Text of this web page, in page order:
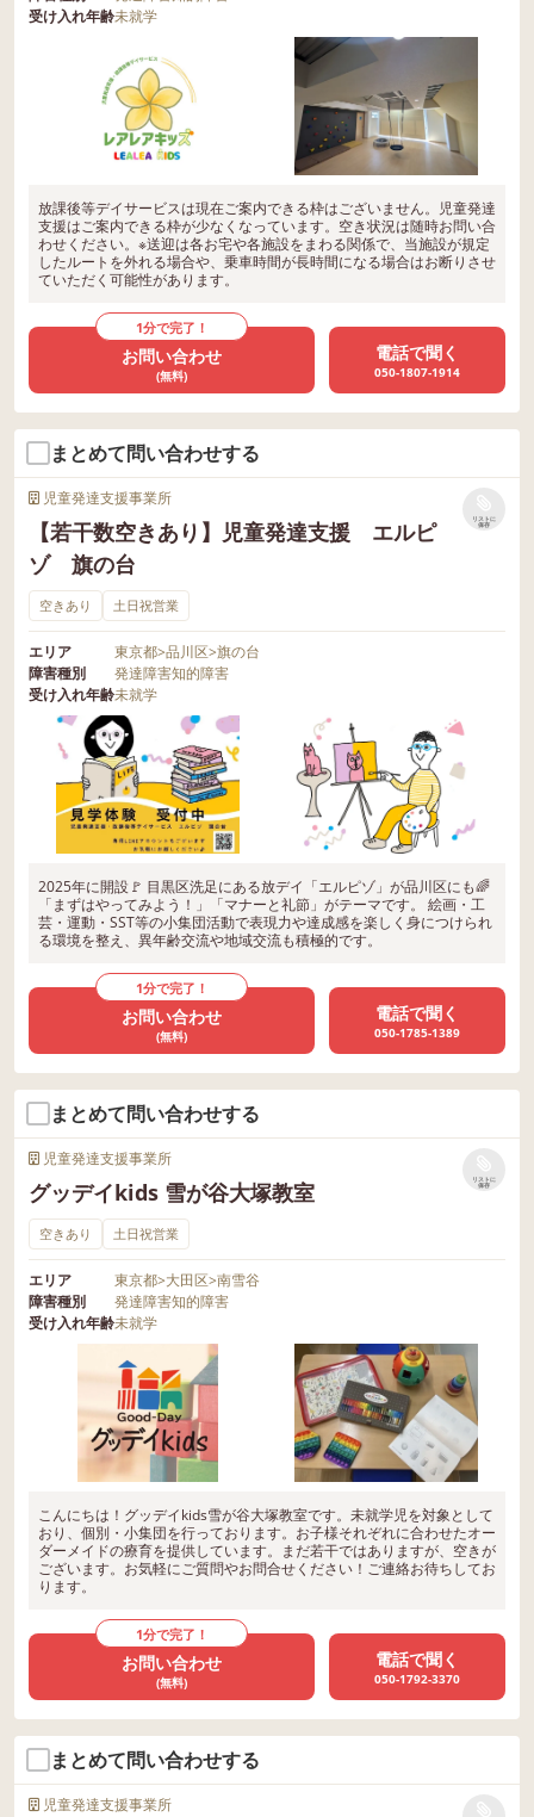
受け入れ年齢未就学
放課後等デイサービスは現在ご案内できる枠はございません。児童発達
支援はご案内できる枠が少なくなっています。空き状況は随時お問い合
わせください。※送迎は各お宅や各施設をまわる関係で、当施設が規定
したルートを外れる場合や、乗車時間が長時間になる場合はお断りさせ
ていただく可能性があります。
1分で完了！
お問い合わせ
(無料)
電話で聞く
050-1807-1914
まとめて問い合わせする
児童発達支援事業所
【若干数空きあり】児童発達支援 エルピ
ゾ 旗の台
リストに
保存
空きあり 土日祝営業
エリア 東京都>品川区>旗の台
障害種別
発達障害知的障害
受け入れ年齢未就学
2025年に開設🚩 目黒区洗足にある放デイ「エルピゾ」が品川区にも🌈
「まずはやってみよう！」「マナーと礼節」がテーマです。 絵画・工
芸・運動・SST等の小集団活動で表現力や達成感を楽しく身につけられ
る環境を整え、異年齢交流や地域交流も積極的です。
1分で完了！
お問い合わせ
(無料)
電話で聞く
050-1785-1389
まとめて問い合わせする
児童発達支援事業所
グッデイkids 雪が谷大塚教室
リストに
保存
空きあり 土日祝営業
エリア 東京都>大田区>南雪谷
障害種別
発達障害知的障害
受け入れ年齢未就学
こんにちは！グッデイkids雪が谷大塚教室です。未就学児を対象として
おり、個別・小集団を行っております。お子様それぞれに合わせたオー
ダーメイドの療育を提供しています。まだ若干ではありますが、空きが
ございます。お気軽にご質問やお問合せください！ご連絡お待ちしてお
ります。
1分で完了！
お問い合わせ
(無料)
電話で聞く
050-1792-3370
まとめて問い合わせする
児童発達支援事業所